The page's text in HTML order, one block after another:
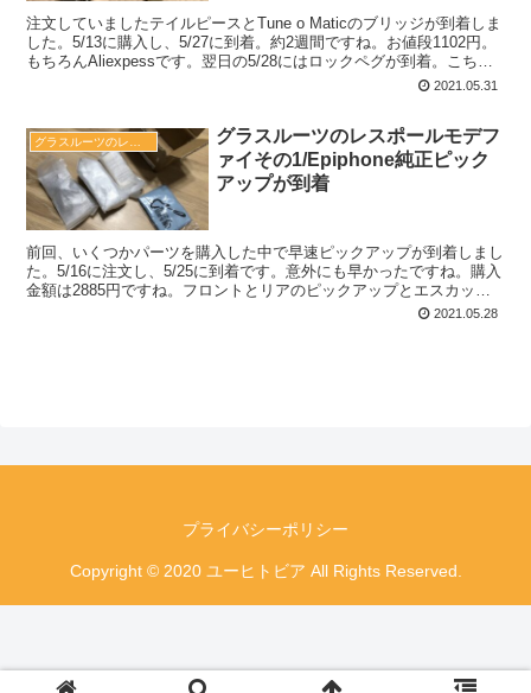
注文していましたテイルピースとTune o Maticのブリッジが到着しま
した。5/13に購入し、5/27に到着。約2週間ですね。お値段1102円。
もちろんAliexpessです。翌日の5/28にはロックペグが到着。こちら
2021.05.31
グラスルーツのレスポールモデフ
ァイその1/Epiphone純正ピック
アップが到着
前回、いくつかパーツを購入した中で早速ピックアップが到着しまし
た。5/16に注文し、5/25に到着です。意外にも早かったですね。購入
金額は2885円ですね。フロントとリアのピックアップとエスカッシ
2021.05.28
プライバシーポリシー
Copyright © 2020 ユーヒトビア All Rights Reserved.